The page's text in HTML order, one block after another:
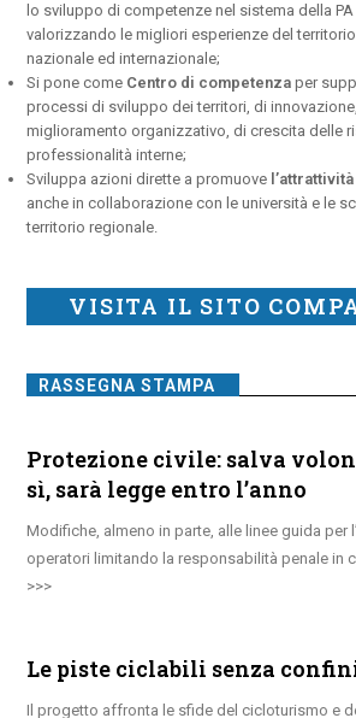
lo sviluppo di competenze nel sistema della PA
valorizzando le migliori esperienze del
nazionale ed internazionale;
Si pone come Centro di competenza per
processi di sviluppo dei territori, di
miglioramento organizzativo, di crescita delle
professionalità interne;
Sviluppa azioni dirette a promuove
anche in collaborazione con le università e le
territorio regionale.
VISITA IL SITO
RASSEGNA STAMPA
Protezione civile: salva
sì, sarà legge entro l’anno
Modifiche, almeno in parte, alle linee guida per
operatori limitando la responsabilità penale in
Le piste ciclabili senza
Il progetto affronta le sfide del cicloturismo e